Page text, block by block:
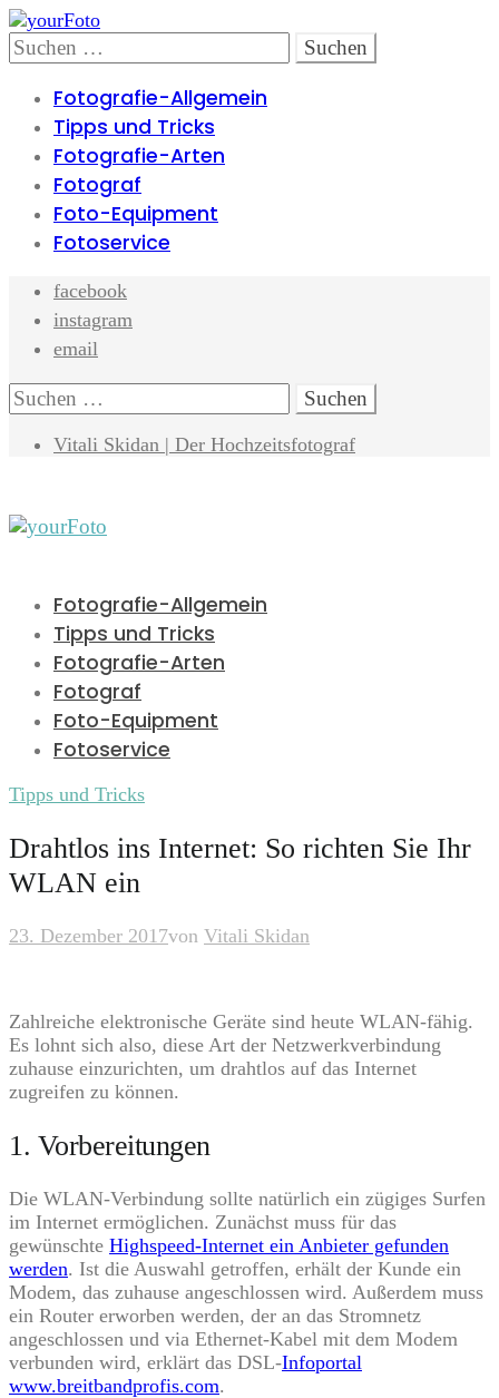
Skip
to
navigation
Skip
to
content
Search
Suchen
nach:
Fotografie-Allgemein
Tipps und Tricks
Fotografie-Arten
Fotograf
Foto-Equipment
Fotoservice
facebook
instagram
email
Search
Suchen
nach:
Vitali Skidan | Der Hochzeitsfotograf
Fotografie-Allgemein
Tipps und Tricks
Fotografie-Arten
Fotograf
Foto-Equipment
Fotoservice
Tipps und Tricks
Drahtlos ins Internet: So richten Sie Ihr
WLAN ein
23. Dezember 2017von Vitali Skidan
Zahlreiche elektronische Geräte sind heute WLAN-fähig.
Es lohnt sich also, diese Art der Netzwerkverbindung
zuhause einzurichten, um drahtlos auf das Internet
zugreifen zu können.
1. Vorbereitungen
Die WLAN-Verbindung sollte natürlich ein zügiges Surfen
im Internet ermöglichen. Zunächst muss für das
gewünschte Highspeed-Internet ein Anbieter gefunden
werden. Ist die Auswahl getroffen, erhält der Kunde ein
Modem, das zuhause angeschlossen wird. Außerdem muss
ein Router erworben werden, der an das Stromnetz
angeschlossen und via Ethernet-Kabel mit dem Modem
verbunden wird, erklärt das DSL-Infoportal
www.breitbandprofis.com.